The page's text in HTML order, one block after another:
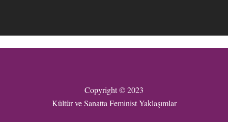
Copyright © 2023
Kültür ve Sanatta Feminist Yaklaşımlar